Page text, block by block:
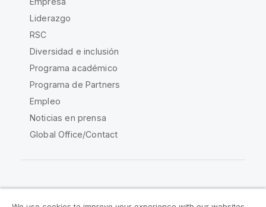
Liderazgo
RSC
Diversidad e inclusión
Programa académico
Programa de Partners
Empleo
Noticias en prensa
Global Office/Contact